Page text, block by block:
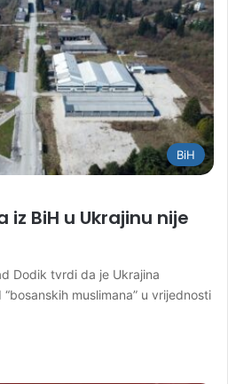
BiH
iz BiH u Ukrajinu nije
Dodik tvrdi da je Ukrajina
muslimana” u vrijednosti